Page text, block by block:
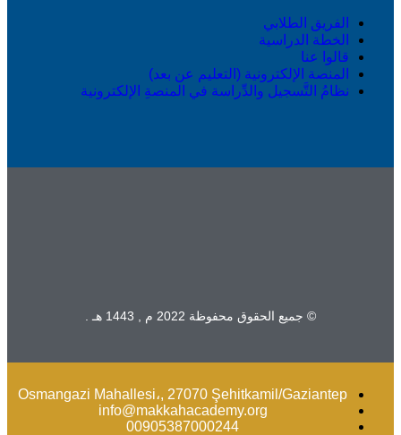
الفريق الطلابي
الخطة الدراسية
قالوا عنا
المنصة الإلكترونية (التعليم عن بعد)
نظامُ التَّسجيل والدِّراسة في المنصةِ الإلكترونية
© جميع الحقوق محفوظة 2022 م , 1443 هـ .
Osmangazi Mahallesi،, 27070 Şehitkamil/Gaziantep
info@makkahacademy.org
00905387000244